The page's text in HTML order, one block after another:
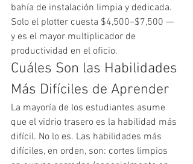
bahía de instalación limpia y dedicada.
Solo el plotter cuesta $4,500–$7,500 —
y es el mayor multiplicador de
productividad en el oficio.
Cuáles Son las Habilidades
Más Difíciles de Aprender
La mayoría de los estudiantes asume
que el vidrio trasero es la habilidad más
difícil. No lo es. Las habilidades más
difíciles, en orden, son: cortes limpios